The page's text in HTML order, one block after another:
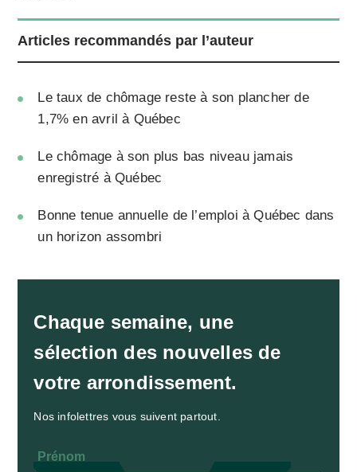
Articles recommandés par l’auteur
Le taux de chômage reste à son plancher de
1,7% en avril à Québec
Le chômage à son plus bas niveau jamais
enregistré à Québec
Bonne tenue annuelle de l’emploi à Québec dans
un horizon assombri
Chaque semaine, une
sélection des nouvelles de
votre arrondissement.
Nos infolettres vous suivent partout.